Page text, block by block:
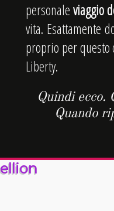
personaleviaggio
vita. Esattamente
proprio per questo
Liberty.
Quindi ecco.
Quando